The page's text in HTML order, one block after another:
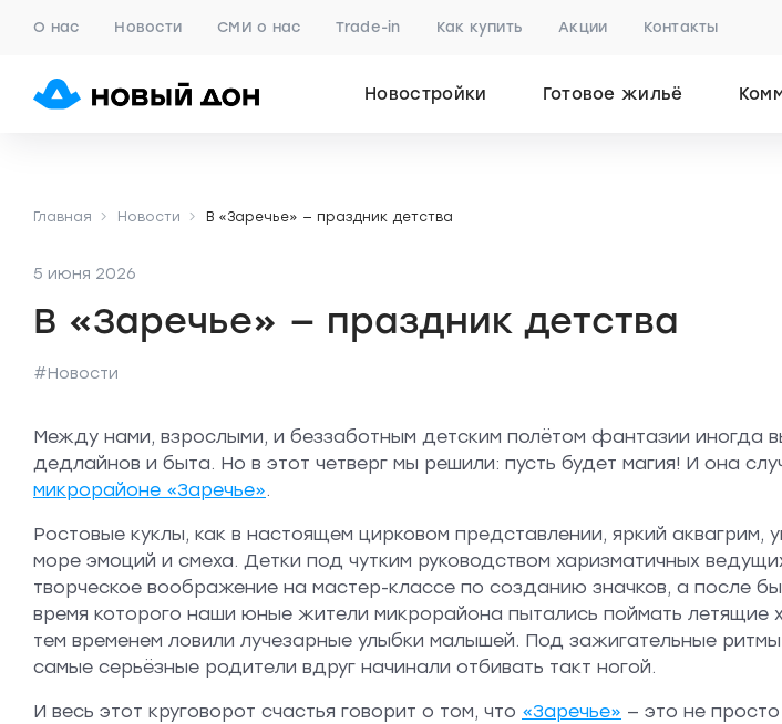
О нас Новости СМИ о нас Trade-in Как купить Акции Контакты
Новостройки Готовое жильё
Главная Новости В «Заречье» — праздник детства
5 июня 2026
В «Заречье» — праздник детства
#Новости
Между нами, взрослыми, и беззаботным детским полётом фантазии иногда
дедлайнов и быта. Но в этот четверг мы решили: пусть будет магия! И она
микрорайоне «Заречье».
Ростовые куклы, как в настоящем цирковом представлении, яркий аквагрим,
море эмоций и смеха. Детки под чутким руководством харизматичных
творческое воображение на мастер-классе по созданию значков, а после
время которого наши юные жители микрорайона пытались поймать летящие
тем временем ловили лучезарные улыбки малышей. Под зажигательные
самые серьёзные родители вдруг начинали отбивать такт ногой.
И весь этот круговорот счастья говорит о том, что «Заречье» — это не